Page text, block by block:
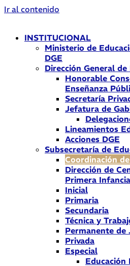
Ir al contenido
INSTITUCIONAL
Ministerio de
DGE
Dirección General de
Honorable
Enseñanza
Secretaría
Jefatura de
Lineamientos
Acciones DGE
Subsecretaría de
Coordinación
Dirección de
Primera Infancia
Inicial
Primaria
Secundaria
Técnica y
Permanente de
Privada
Especial
Educación